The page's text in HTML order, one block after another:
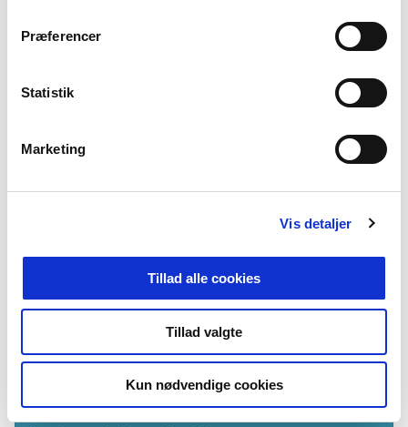
Præferencer
Statistik
Marketing
Vis detaljer
Tillad alle cookies
Tillad valgte
Kun nødvendige cookies
Her kan du tilmelde Repatrieringsteamets nyhedsbrev og finde
Hjemrejsestyrelsens rolle og indsats på
Repatrieringskoordinatorerne understøtter kommunernes
informationsmateriale, webinarer og tværkommunal
videndeling.